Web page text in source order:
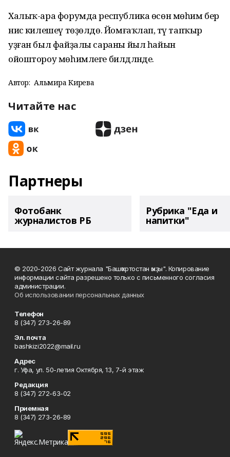
Халыҡ-ара форумда республика өсөн мөһим бер
нисә килешеү төҙөлдө. Йомғаҡлап, тәү тапҡыр
уҙған был файҙалы сараны йыл һайын
ойоштороу мөһимлеге билдәләнде.
Автор: Альмира Кирәева
Читайте нас
Партнеры
Фотобанк
журналистов РБ
Рубрика "Еда и
напитки"
© 2020-2026 Сайт журнала "Башҡортостан ҡыҙы". Копирование
информации сайта разрешено только с письменного согласия
администрации.
Об использовании персональных данных
Телефон
8 (347) 273-26-89
Эл. почта
bashkizi2022@mail.ru
Адрес
г. Уфа, ул. 50-летия Октября, 13, 7-й этаж
Редакция
8 (347) 272-63-02
Приемная
8 (347) 273-26-89